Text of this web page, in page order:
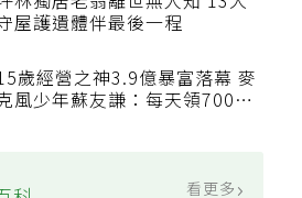
坪林獨居老翁離世無人知 13犬
15歲經營之神3.9億暴富落幕 麥